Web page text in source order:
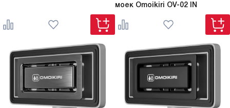
моек Omoikiri OV-02 IN